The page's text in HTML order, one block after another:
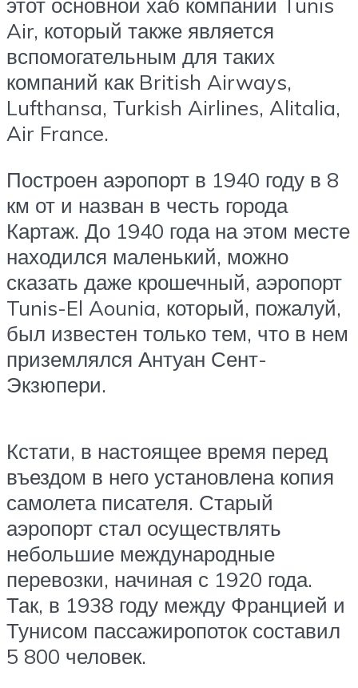
Air, который также является
вспомогательным для таких
компаний как British Airways,
Lufthansa, Turkish Airlines, Alitalia,
Air France.
Построен аэропорт в 1940 году в 8
км от и назван в честь города
Картаж. До 1940 года на этом месте
находился маленький, можно
сказать даже крошечный, аэропорт
Tunis-El Aounia, который, пожалуй,
был известен только тем, что в нем
приземлялся Антуан Сент-
Экзюпери.
Кстати, в настоящее время перед
въездом в него установлена копия
самолета писателя. Старый
аэропорт стал осуществлять
небольшие международные
перевозки, начиная с 1920 года.
Так, в 1938 году между Францией и
Тунисом пассажиропоток составил
5 800 человек.